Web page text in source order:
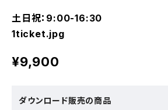
土日祝：9:00-16:30
1ticket.jpg
¥9,900
ダウンロード販売の商品